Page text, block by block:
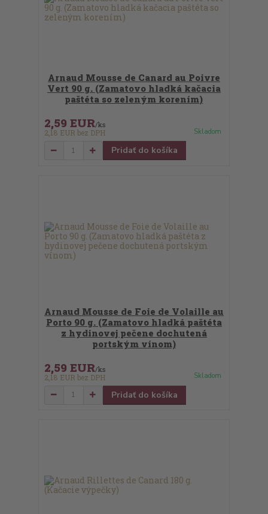
Arnaud Mousse de Canard au Poivre
Vert 90 g. (Zamatovo hladká kačacia
paštéta so zeleným korením)
2,59 EUR/ks
2,18 EUR bez DPH Skladom
Pridať do košíka
Arnaud Mousse de Foie de Volaille au
Porto 90 g. (Zamatovo hladká paštéta
z hydinovej pečene dochutená
portským vínom)
2,59 EUR/ks
2,18 EUR bez DPH Skladom
Pridať do košíka